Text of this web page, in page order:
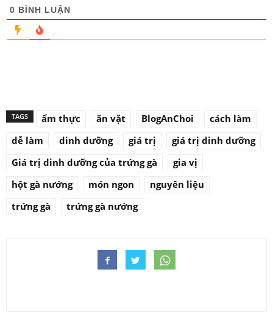
0 BÌNH LUẬN
TAGS ẩm thực ăn vặt BlogAnChoi
cách làm
dễ làm
dinh dưỡng giá trị
giá trị dinh dưỡng
Giá trị dinh dưỡng của trứng gà
gia vị
hột gà nướng
món ngon
nguyên liệu
trứng gà
trứng gà nướng